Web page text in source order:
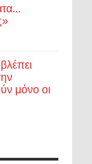
μόνο οι